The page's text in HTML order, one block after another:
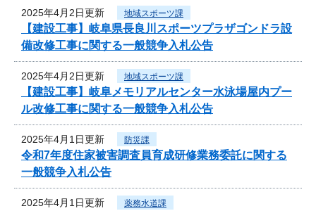
2025年4月2日更新 地域スポーツ課
【建設工事】岐阜県長良川スポーツプラザゴンドラ設
備改修工事に関する一般競争入札公告
2025年4月2日更新 地域スポーツ課
【建設工事】岐阜メモリアルセンター水泳場屋内プー
ル改修工事に関する一般競争入札公告
2025年4月1日更新 防災課
令和7年度住家被害調査員育成研修業務委託に関する
一般競争入札公告
2025年4月1日更新 薬務水道課